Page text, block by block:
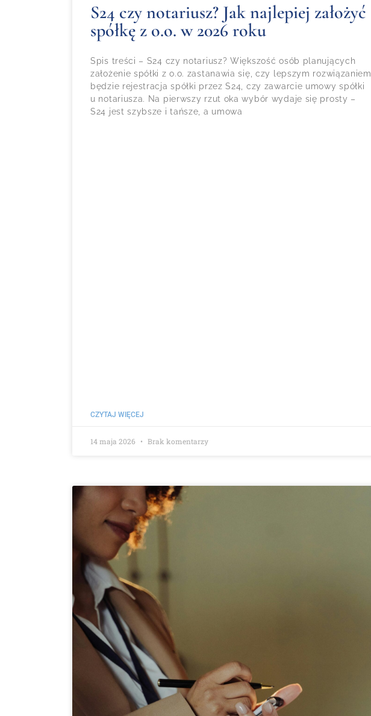
S24 czy notariusz? Jak najlepiej założyć
spółkę z o.o. w 2026 roku
Spis treści – S24 czy notariusz? Większość osób planujących
założenie spółki z o.o. zastanawia się, czy lepszym rozwiązaniem
będzie rejestracja spółki przez S24, czy zawarcie umowy spółki
u notariusza. Na pierwszy rzut oka wybór wydaje się prosty –
S24 jest szybsze i tańsze, a umowa
CZYTAJ WIĘCEJ
14 maja 2026 Brak komentarzy